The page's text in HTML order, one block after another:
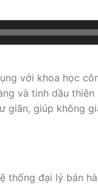
với khoa học
và tinh dầu thiên
giãn, giúp không
thống đại lý bán